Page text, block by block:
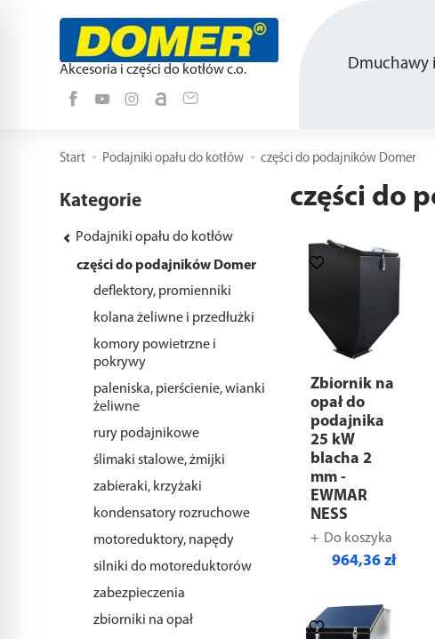
Akcesoria i części do kotłów c.o. Dmuchawy
Start Podajniki opału do kotłów części do podajników Domer
części do
Zbiornik na
opał do
podajnika
25 kW
blacha 2
mm -
EWMAR
NESS
Do koszyka
964,36 zł
Kategorie
Podajniki opału do kotłów
części do podajników Domer
deflektory, promienniki
kolana żeliwne i przedłużki
komory powietrzne i
pokrywy
paleniska, pierścienie, wianki
żeliwne
rury podajnikowe
ślimaki stalowe, żmijki
zabieraki, krzyżaki
kondensatory rozruchowe
motoreduktory, napędy
silniki do motoreduktorów
zabezpieczenia
zbiorniki na opał